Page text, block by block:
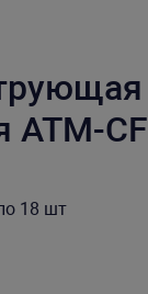
ATM-
18 шт